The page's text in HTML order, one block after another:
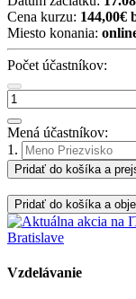
Cena kurzu: 144,00€
Miesto konania:
Počet účastníkov:
Mená účastníkov:
1.
Pridať do košíka a
Pridať do košíka a
Vzdelávanie